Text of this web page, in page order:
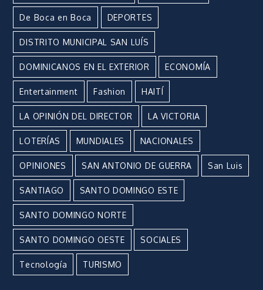
De Boca en Boca DEPORTES
DISTRITO MUNICIPAL SAN LUÍS
DOMINICANOS EN EL EXTERIOR ECONOMÍA
Entertainment Fashion HAITÍ
LA OPINIÓN DEL DIRECTOR LA VICTORIA
LOTERÍAS MUNDIALES NACIONALES
OPINIONES SAN ANTONIO DE GUERRA San Luis
SANTIAGO SANTO DOMINGO ESTE
SANTO DOMINGO NORTE
SANTO DOMINGO OESTE SOCIALES
Tecnología TURISMO